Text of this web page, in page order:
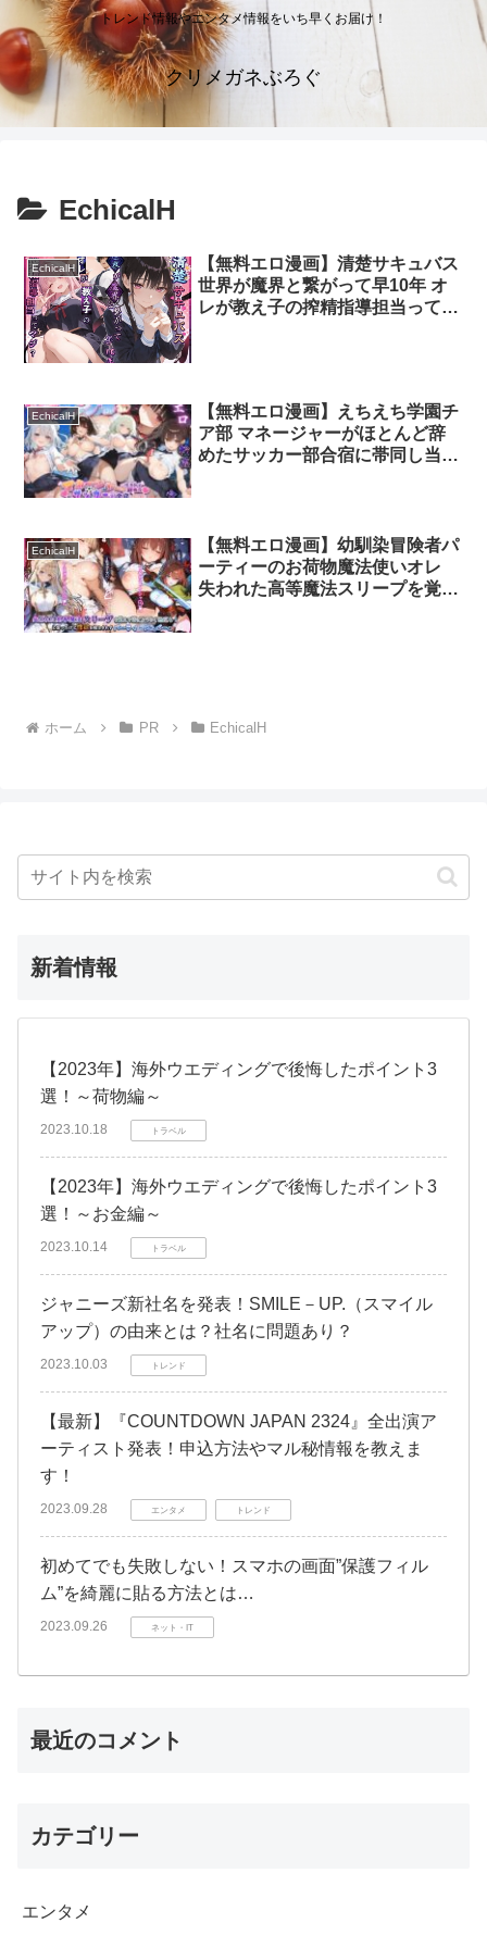
トレンド情報やエンタメ情報をいち早くお届け！
クリメガネぶろぐ
EchicalH
EchicalH
【無料エロ漫画】清楚サキュバス
世界が魔界と繋がって早10年 オ
レが教え子の搾精指導担当ってマ
EchicalH
【無料エロ漫画】えちえち学園チ
ア部 マネージャーがほとんど辞
めたサッカー部合宿に帯同し当然
EchicalH
【無料エロ漫画】幼馴染冒険者パ
ーティーのお荷物魔法使いオレ
失われた高等魔法スリープを覚え
ホーム PR EchicalH
新着情報
【2023年】海外ウエディングで後悔したポイント3
選！～荷物編～
2023.10.18 トラベル
【2023年】海外ウエディングで後悔したポイント3
選！～お金編～
2023.10.14 トラベル
ジャニーズ新社名を発表！SMILE－UP.（スマイル
アップ）の由来とは？社名に問題あり？
2023.10.03 トレンド
【最新】『COUNTDOWN JAPAN 2324』全出演ア
ーティスト発表！申込方法やマル秘情報を教えま
す！
2023.09.28 エンタメ トレンド
初めてでも失敗しない！スマホの画面”保護フィル
ム”を綺麗に貼る方法とは…
2023.09.26 ネット・IT
最近のコメント
カテゴリー
エンタメ